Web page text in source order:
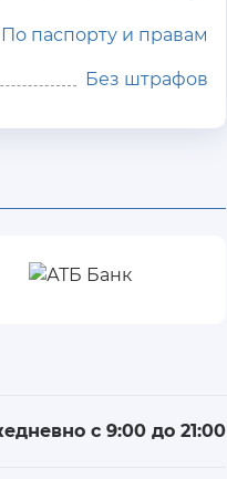
По паспорту и правам
Без штрафов
с 9:00 до 21:00